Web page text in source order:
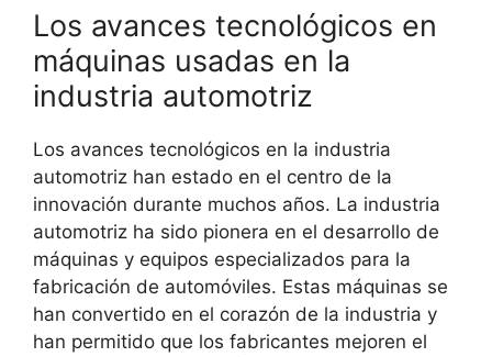
Los avances tecnológicos en
máquinas usadas en la
industria automotriz
Los avances tecnológicos en la industria
automotriz han estado en el centro de la
innovación durante muchos años. La industria
automotriz ha sido pionera en el desarrollo de
máquinas y equipos especializados para la
fabricación de automóviles. Estas máquinas se
han convertido en el corazón de la industria y
han permitido que los fabricantes mejoren el